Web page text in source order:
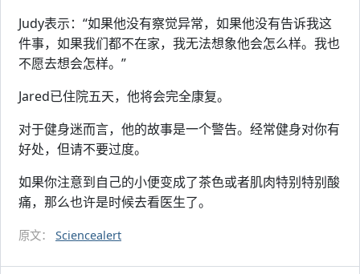
Judy表示：“如果他没有察觉异常，如果他没有告诉我这
件事，如果我们都不在家，我无法想象他会怎么样。我也
不愿去想会怎样。”
Jared已住院五天，他将会完全康复。
对于健身迷而言，他的故事是一个警告。经常健身对你有
好处，但请不要过度。
如果你注意到自己的小便变成了茶色或者肌肉特别特别酸
痛，那么也许是时候去看医生了。
原文： Sciencealert